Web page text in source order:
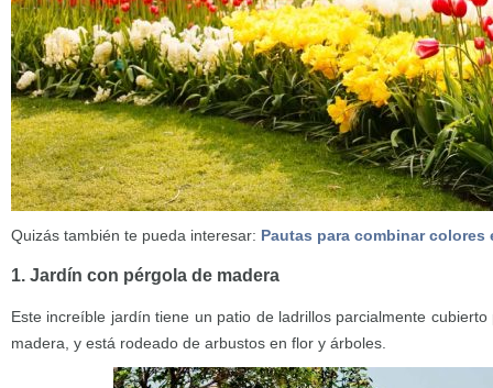
Quizás también te pueda interesar: Pautas para combinar
1. Jardín con pérgola de madera
Este increíble jardín tiene un patio de ladrillos parcialmente
madera, y está rodeado de arbustos en flor y árboles.